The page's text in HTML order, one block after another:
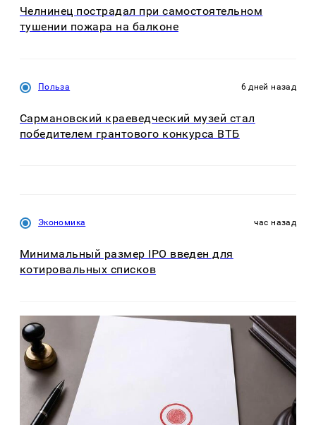
Челнинец пострадал при самостоятельном
тушении пожара на балконе
Польза 6 дней назад
Сармановский краеведческий музей стал
победителем грантового конкурса ВТБ
Экономика час назад
Минимальный размер IPO введен для
котировальных списков